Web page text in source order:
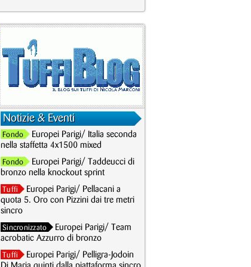
Notizie & Eventi
Fondo
Europei Parigi/ Italia seconda
nella staffetta 4x1500 mixed
Fondo
Europei Parigi/ Taddeucci di
bronzo nella knockout sprint
Tuffi
Europei Parigi/ Pellacani a
quota 5. Oro con Pizzini dai tre metri
sincro
Sincronizzato
Europei Parigi/ Team
acrobatic Azzurro di bronzo
Tuffi
Europei Parigi/ Pelligra-Jodoin